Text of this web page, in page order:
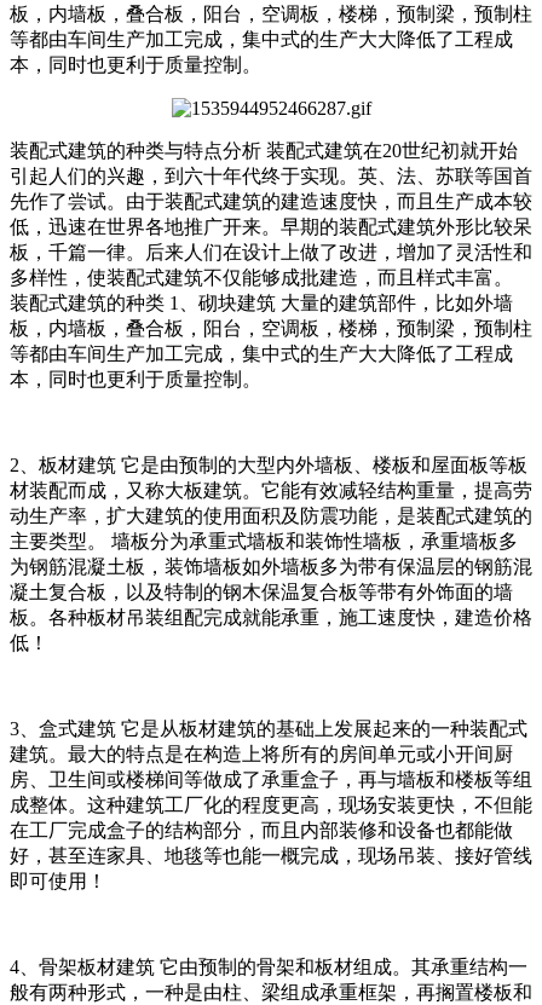
板，内墙板，叠合板，阳台，空调板，楼梯，预制梁，预制柱
等都由车间生产加工完成，集中式的生产大大降低了工程成
本，同时也更利于质量控制。
装配式建筑的种类与特点分析 装配式建筑在20世纪初就开始
引起人们的兴趣，到六十年代终于实现。英、法、苏联等国首
先作了尝试。由于装配式建筑的建造速度快，而且生产成本较
低，迅速在世界各地推广开来。早期的装配式建筑外形比较呆
板，千篇一律。后来人们在设计上做了改进，增加了灵活性和
多样性，使装配式建筑不仅能够成批建造，而且样式丰富。
装配式建筑的种类 1、砌块建筑 大量的建筑部件，比如外墙
板，内墙板，叠合板，阳台，空调板，楼梯，预制梁，预制柱
等都由车间生产加工完成，集中式的生产大大降低了工程成
本，同时也更利于质量控制。
2、板材建筑 它是由预制的大型内外墙板、楼板和屋面板等板
材装配而成，又称大板建筑。它能有效减轻结构重量，提高劳
动生产率，扩大建筑的使用面积及防震功能，是装配式建筑的
主要类型。 墙板分为承重式墙板和装饰性墙板，承重墙板多
为钢筋混凝土板，装饰墙板如外墙板多为带有保温层的钢筋混
凝土复合板，以及特制的钢木保温复合板等带有外饰面的墙
板。各种板材吊装组配完成就能承重，施工速度快，建造价格
低！
3、盒式建筑 它是从板材建筑的基础上发展起来的一种装配式
建筑。最大的特点是在构造上将所有的房间单元或小开间厨
房、卫生间或楼梯间等做成了承重盒子，再与墙板和楼板等组
成整体。这种建筑工厂化的程度更高，现场安装更快，不但能
在工厂完成盒子的结构部分，而且内部装修和设备也都能做
好，甚至连家具、地毯等也能一概完成，现场吊装、接好管线
即可使用！
4、骨架板材建筑 它由预制的骨架和板材组成。其承重结构一
般有两种形式，一种是由柱、梁组成承重框架，再搁置楼板和